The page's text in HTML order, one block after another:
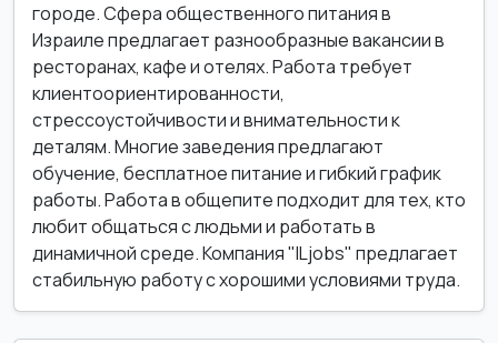
городе. Сфера общественного питания в
Израиле предлагает разнообразные вакансии в
ресторанах, кафе и отелях. Работа требует
клиентоориентированности,
стрессоустойчивости и внимательности к
деталям. Многие заведения предлагают
обучение, бесплатное питание и гибкий график
работы. Работа в общепите подходит для тех, кто
любит общаться с людьми и работать в
динамичной среде. Компания "ILjobs" предлагает
стабильную работу с хорошими условиями труда.